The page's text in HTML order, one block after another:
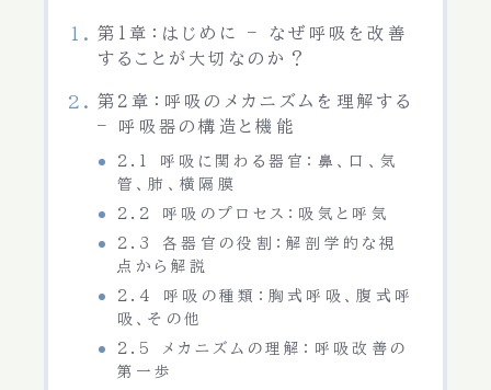
第1章：はじめに – なぜ呼吸を改善
することが大切なのか？
第2章：呼吸のメカニズムを理解する
– 呼吸器の構造と機能
2.1 呼吸に関わる器官：鼻、口、気
管、肺、横隔膜
2.2 呼吸のプロセス：吸気と呼気
2.3 各器官の役割：解剖学的な視
点から解説
2.4 呼吸の種類：胸式呼吸、腹式呼
吸、その他
2.5 メカニズムの理解：呼吸改善の
第一歩